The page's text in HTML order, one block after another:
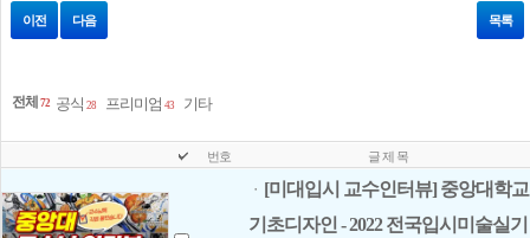
이전 다음 목록
전체 72 공식 28 프리미엄 43 기타
번호 글 제 목
ㆍ [미대입시 교수인터뷰] 중앙대학교
기초디자인 - 2022 전국입시미술실기